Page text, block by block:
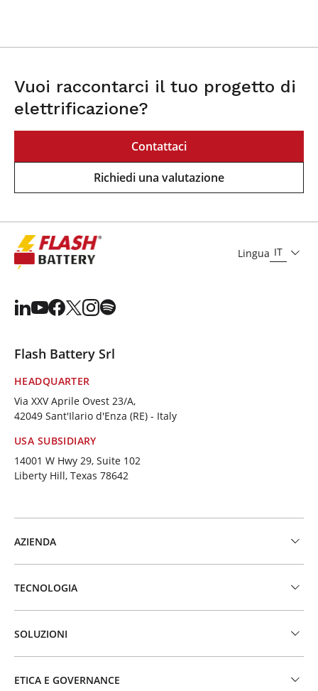
Vuoi raccontarci il tuo progetto di
elettrificazione?
Contattaci
Richiedi una valutazione
Lingua IT
Flash Battery Srl
HEADQUARTER
Via XXV Aprile Ovest 23/A,
42049 Sant'Ilario d'Enza (RE) - Italy
USA SUBSIDIARY
14001 W Hwy 29, Suite 102
Liberty Hill, Texas 78642
AZIENDA
TECNOLOGIA
SOLUZIONI
ETICA E GOVERNANCE